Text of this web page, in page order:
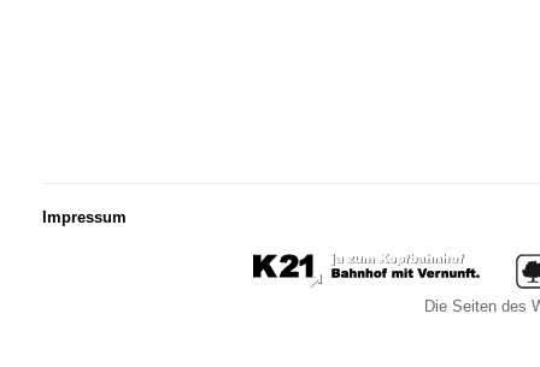
Impressum
Die Seiten des